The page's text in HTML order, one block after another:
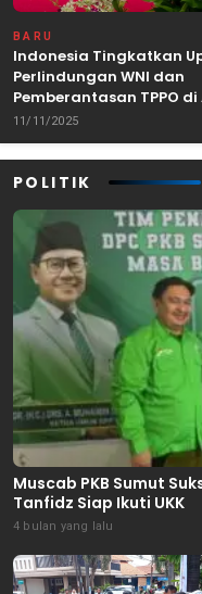
BARU
Indonesia Tingkatkan
Perlindungan WNI dan
Pemberantasan TPPO di
Tenggara
11/11/2025
POLITIK
Muscab PKB Sumut
Tanfidz Siap Ikuti UKK
4 bulan yang lalu